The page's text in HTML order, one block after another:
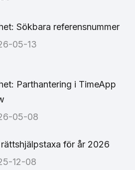
Sökbara referensnummer
05-13
Parthantering i TimeApp
05-08
för år 2026
12-08